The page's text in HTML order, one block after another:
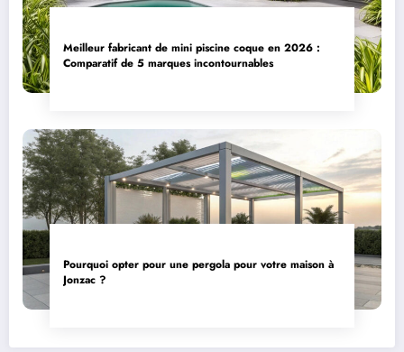
Meilleur fabricant de mini piscine coque en 2026 :
Comparatif de 5 marques incontournables
Pourquoi opter pour une pergola pour votre maison à
Jonzac ?